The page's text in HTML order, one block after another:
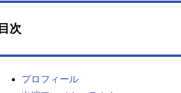
目次
プロフィール